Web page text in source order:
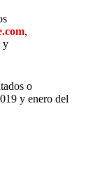
,
y
o
y enero del